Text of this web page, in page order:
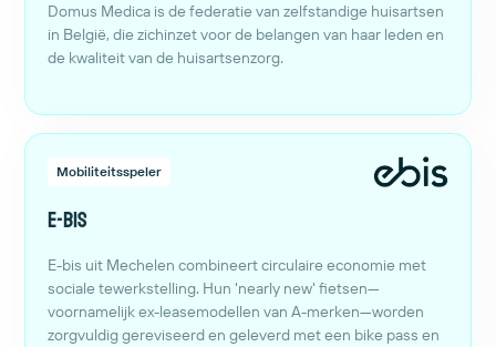
Domus Medica is de federatie van zelfstandige huisartsen
in België, die zichinzet voor de belangen van haar leden en
de kwaliteit van de huisartsenzorg.
Mobiliteitsspeler
E-bis
E-bis uit Mechelen combineert circulaire economie met
sociale tewerkstelling. Hun 'nearly new' fietsen—
voornamelijk ex-leasemodellen van A-merken—worden
zorgvuldig gereviseerd en geleverd met een bike pass en